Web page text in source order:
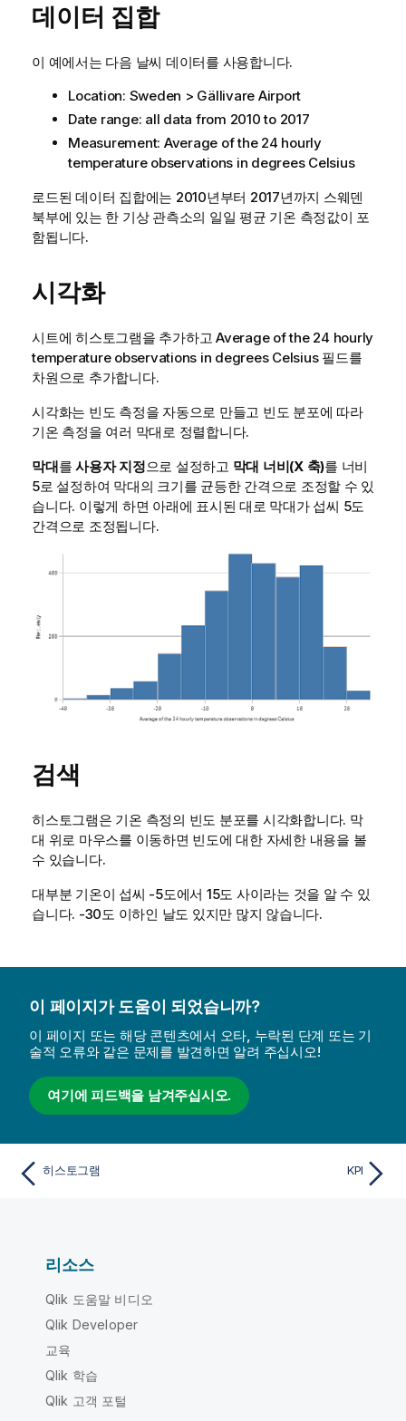
데이터 집합
이 예에서는 다음 날씨 데이터를 사용합니다.
Location: Sweden > Gällivare Airport
Date range: all data from 2010 to 2017
Measurement: Average of the 24 hourly
temperature observations in degrees Celsius
로드된 데이터 집합에는 2010년부터 2017년까지 스웨덴
북부에 있는 한 기상 관측소의 일일 평균 기온 측정값이 포
함됩니다.
시각화
시트에 히스토그램을 추가하고 Average of the 24 hourly
temperature observations in degrees Celsius필드를
차원으로 추가합니다.
시각화는 빈도 측정을 자동으로 만들고 빈도 분포에 따라
기온 측정을 여러 막대로 정렬합니다.
막대를 사용자 지정으로 설정하고 막대 너비(X 축)를 너비
5로 설정하여 막대의 크기를 균등한 간격으로 조정할 수 있
습니다. 이렇게 하면 아래에 표시된 대로 막대가 섭씨 5도
간격으로 조정됩니다.
검색
히스토그램은 기온 측정의 빈도 분포를 시각화합니다. 막
대 위로 마우스를 이동하면 빈도에 대한 자세한 내용을 볼
수 있습니다.
대부분 기온이 섭씨 -5도에서 15도 사이라는 것을 알 수 있
습니다. -30도 이하인 날도 있지만 많지 않습니다.
이 페이지가 도움이 되었습니까?
이 페이지 또는 해당 콘텐츠에서 오타, 누락된 단계 또는 기
술적 오류와 같은 문제를 발견하면 알려 주십시오!
여기에 피드백을 남겨주십시오.
히스토그램 KPI
리소스
Qlik 도움말 비디오
Qlik Developer
교육
Qlik 학습
Qlik 고객 포털